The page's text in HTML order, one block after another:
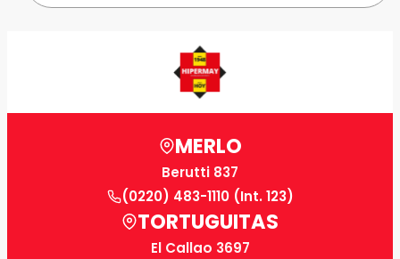
MERLO
Berutti 837
(0220) 483-1110 (Int. 123)
TORTUGUITAS
El Callao 3697